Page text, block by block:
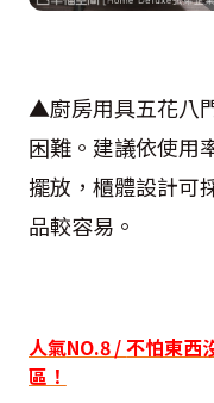
▲廚房用具五花八
困難。建議依使用
擺放，櫃體設計可
品較容易。
人氣NO.8 /不怕東西
區！